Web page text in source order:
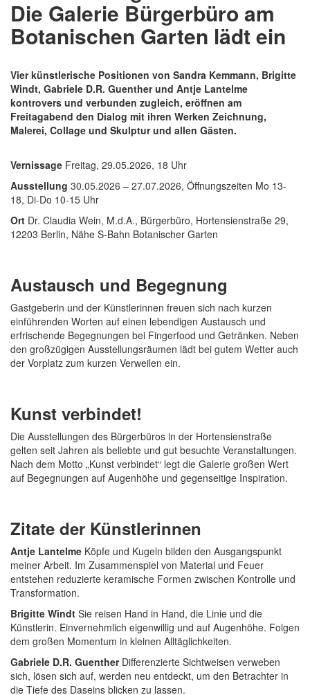
Die Galerie Bürgerbüro am
Botanischen Garten lädt ein
Vier künstlerische Positionen von Sandra Kemmann, Brigitte
Windt, Gabriele D.R. Guenther und Antje Lantelme
kontrovers und verbunden zugleich, eröffnen am
Freitagabend den Dialog mit ihren Werken Zeichnung,
Malerei, Collage und Skulptur und allen Gästen.
Vernissage Freitag, 29.05.2026, 18 Uhr
Ausstellung 30.05.2026 – 27.07.2026, Öffnungszeiten Mo 13-
18, Di-Do 10-15 Uhr
Ort Dr. Claudia Wein, M.d.A., Bürgerbüro, Hortensienstraße 29,
12203 Berlin, Nähe S-Bahn Botanischer Garten
Austausch und Begegnung
Gastgeberin und der Künstlerinnen freuen sich nach kurzen
einführenden Worten auf einen lebendigen Austausch und
erfrischende Begegnungen bei Fingerfood und Getränken. Neben
den großzügigen Ausstellungsräumen lädt bei gutem Wetter auch
der Vorplatz zum kurzen Verweilen ein.
Kunst verbindet!
Die Ausstellungen des Bürgerbüros in der Hortensienstraße
gelten seit Jahren als beliebte und gut besuchte Veranstaltungen.
Nach dem Motto „Kunst verbindet“ legt die Galerie großen Wert
auf Begegnungen auf Augenhöhe und gegenseitige Inspiration.
Zitate der Künstlerinnen
Antje Lantelme Köpfe und Kugeln bilden den Ausgangspunkt
meiner Arbeit. Im Zusammenspiel von Material und Feuer
entstehen reduzierte keramische Formen zwischen Kontrolle und
Transformation.
Brigitte Windt Sie reisen Hand in Hand, die Linie und die
Künstlerin. Einvernehmlich eigenwillig und auf Augenhöhe. Folgen
dem großen Momentum in kleinen Alltäglichkeiten.
Gabriele D.R. Guenther Differenzierte Sichtweisen verweben
sich, lösen sich auf, werden neu entdeckt, um den Betrachter in
die Tiefe des Daseins blicken zu lassen.